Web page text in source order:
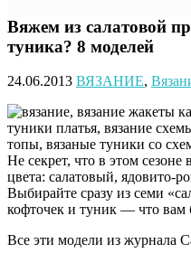
Вяжем из салатовой
туника? 8 моделей
24.06.2013 ВЯЗАНИЕ,
Не секрет, что в этом
цвета: салатовый, ядовито-
Выбирайте сразу из семи
кофточек и туник — что вам
Все эти модели из журнала